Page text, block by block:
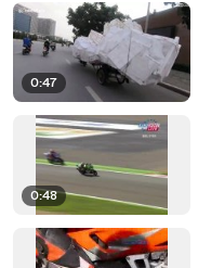
0:47
0:48